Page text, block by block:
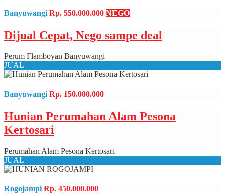
Banyuwangi Rp. 550.000.000 NEGO
Dijual Cepat, Nego sampe deal
Perum Flamboyan Banyuwangi
JUAL
Banyuwangi Rp. 150.000.000
Hunian Perumahan Alam Pesona
Kertosari
Perumahan Alam Pesona Kertosari
JUAL
Rogojampi Rp. 450.000.000